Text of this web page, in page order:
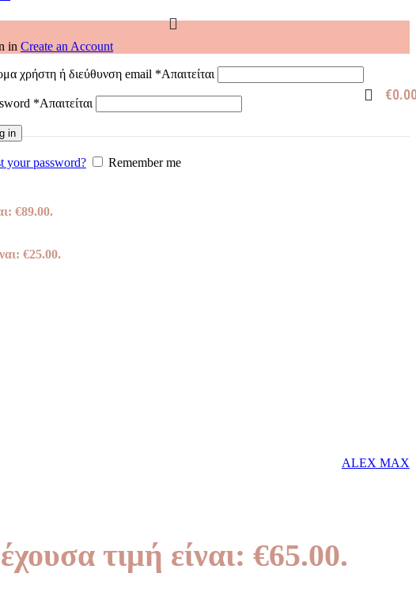
in Create an Account
χρήστη ή διεύθυνση email *Απαιτείται
*Απαιτείται
in
your password? Remember me
€
€89.00.
€25.00.
ALEX MAX
τιμή είναι: €65.00.